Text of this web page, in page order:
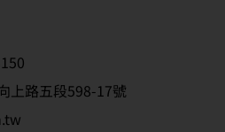
上路五段598-17號